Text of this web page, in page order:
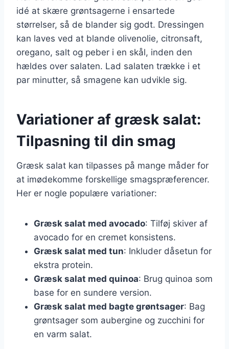
idé at skære grøntsagerne i ensartede
størrelser, så de blander sig godt. Dressingen
kan laves ved at blande olivenolie, citronsaft,
oregano, salt og peber i en skål, inden den
hældes over salaten. Lad salaten trække i et
par minutter, så smagene kan udvikle sig.
Variationer af græsk salat:
Tilpasning til din smag
Græsk salat kan tilpasses på mange måder for
at imødekomme forskellige smagspræferencer.
Her er nogle populære variationer:
Græsk salat med avocado: Tilføj skiver af
avocado for en cremet konsistens.
Græsk salat med tun: Inkluder dåsetun for
ekstra protein.
Græsk salat med quinoa: Brug quinoa som
base for en sundere version.
Græsk salat med bagte grøntsager: Bag
grøntsager som aubergine og zucchini for
en varm salat.